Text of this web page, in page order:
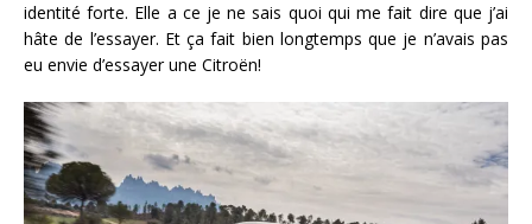
identité forte. Elle a ce je ne sais quoi qui me fait dire que j’ai
hâte de l’essayer. Et ça fait bien longtemps que je n’avais pas
eu envie d’essayer une Citroën!